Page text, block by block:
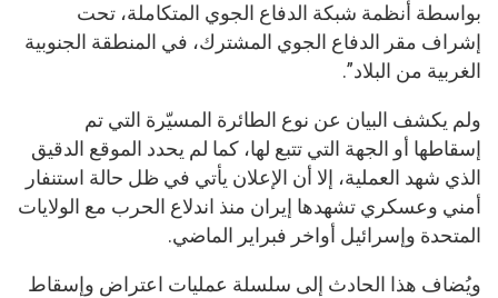
بواسطة أنظمة شبكة الدفاع الجوي المتكاملة، تحت
إشراف مقر الدفاع الجوي المشترك، في المنطقة الجنوبية
الغربية من البلاد”.
ولم يكشف البيان عن نوع الطائرة المسيّرة التي تم
إسقاطها أو الجهة التي تتبع لها، كما لم يحدد الموقع الدقيق
الذي شهد العملية، إلا أن الإعلان يأتي في ظل حالة استنفار
أمني وعسكري تشهدها إيران منذ اندلاع الحرب مع الولايات
المتحدة وإسرائيل أواخر فبراير الماضي.
ويُضاف هذا الحادث إلى سلسلة عمليات اعتراض وإسقاط